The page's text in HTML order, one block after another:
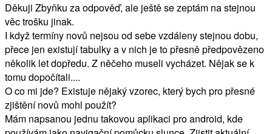
Děkuji Zbyňku za odpověď, ale ještě se zeptám na stejnou
věc trošku jinak.
I když termíny novů nejsou od sebe vzdáleny stejnou dobu,
přece jen existují tabulky a v nich je to přesně předpovězeno
několik let dopředu. Z něčeho museli vycházet. Nějak se k
tomu dopočítali....
O co mi jde? Existuje nějaký vzorec, který bych pro přesné
zjištění novů mohl použít?
Mám napsanou jednu takovou aplikaci pro android, kde